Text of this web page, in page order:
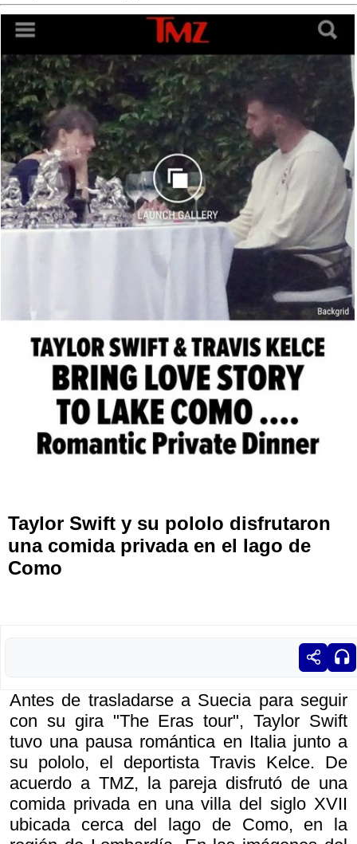
Taylor Swift y su pololo disfrutaron
una comida privada en el lago de
Como
Antes de trasladarse a Suecia para seguir
con su gira "The Eras tour", Taylor Swift
tuvo una pausa romántica en Italia junto a
su pololo, el deportista Travis Kelce. De
acuerdo a TMZ, la pareja disfrutó de una
comida privada en una villa del siglo XVII
ubicada cerca del lago de Como, en la